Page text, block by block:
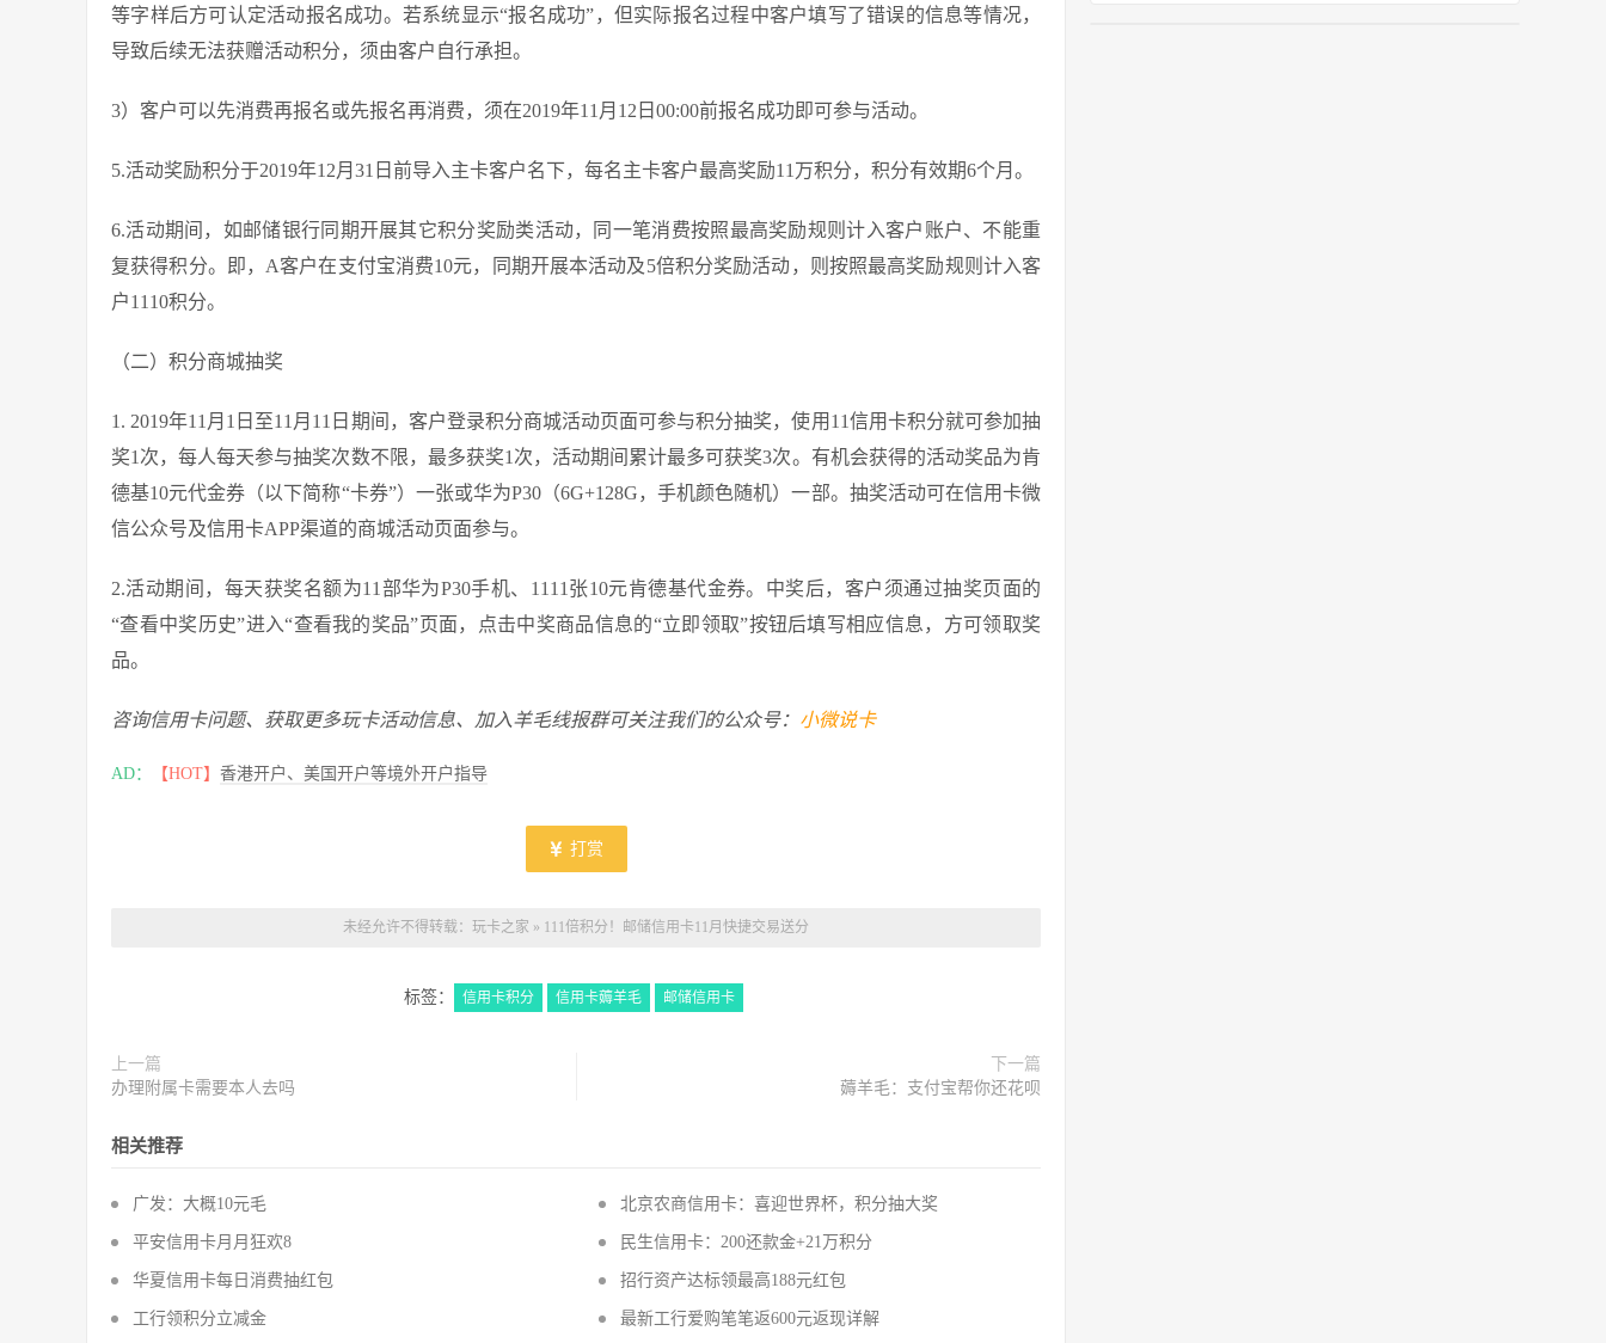
等字样后方可认定活动报名成功。若系统显示“报名成功”，但实际报名过程中客户填写了错误的信息等情况，
导致后续无法获赠活动积分，须由客户自行承担。
3）客户可以先消费再报名或先报名再消费，须在2019年11月12日00:00前报名成功即可参与活动。
5.活动奖励积分于2019年12月31日前导入主卡客户名下，每名主卡客户最高奖励11万积分，积分有效期6个月。
6.活动期间，如邮储银行同期开展其它积分奖励类活动，同一笔消费按照最高奖励规则计入客户账户、不能重
复获得积分。即，A客户在支付宝消费10元，同期开展本活动及5倍积分奖励活动，则按照最高奖励规则计入客
户1110积分。
（二）积分商城抽奖
1. 2019年11月1日至11月11日期间，客户登录积分商城活动页面可参与积分抽奖，使用11信用卡积分就可参加抽
奖1次，每人每天参与抽奖次数不限，最多获奖1次，活动期间累计最多可获奖3次。有机会获得的活动奖品为肯
德基10元代金券（以下简称“卡券”）一张或华为P30（6G+128G，手机颜色随机）一部。抽奖活动可在信用卡微
信公众号及信用卡APP渠道的商城活动页面参与。
2.活动期间，每天获奖名额为11部华为P30手机、1111张10元肯德基代金券。中奖后，客户须通过抽奖页面的
“查看中奖历史”进入“查看我的奖品”页面，点击中奖商品信息的“立即领取”按钮后填写相应信息，方可领取奖
品。
咨询信用卡问题、获取更多玩卡活动信息、加入羊毛线报群可关注我们的公众号： 小微说卡
AD： 【HOT】 香港开户、美国开户等境外开户指导
打赏
未经允许不得转载： 玩卡之家 » 111倍积分！邮储信用卡11月快捷交易送分
标签： 信用卡积分 信用卡薅羊毛 邮储信用卡
上一篇
办理附属卡需要本人去吗
下一篇
薅羊毛：支付宝帮你还花呗
相关推荐
广发：大概10元毛 北京农商信用卡：喜迎世界杯，积分抽大奖
平安信用卡月月狂欢8 民生信用卡：200还款金+21万积分
华夏信用卡每日消费抽红包 招行资产达标领最高188元红包
工行领积分立减金 最新工行爱购笔笔返600元返现详解